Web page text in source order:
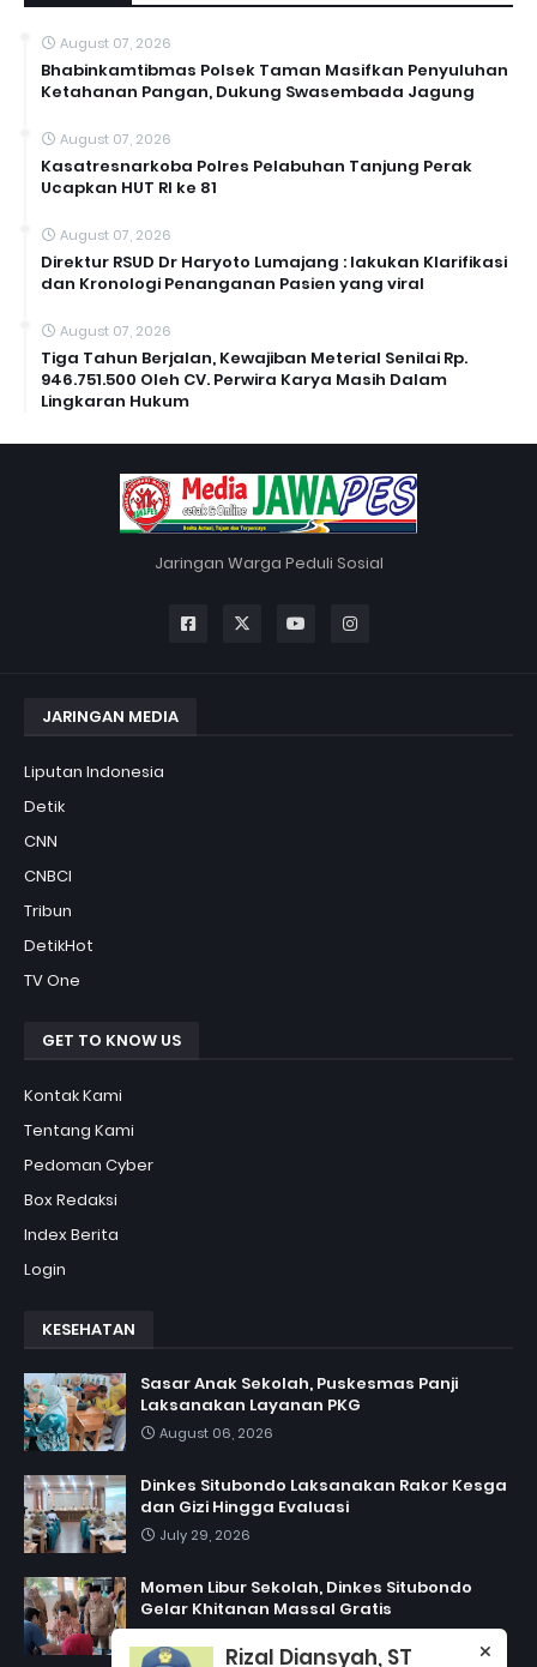
August 07, 2026
Bhabinkamtibmas Polsek Taman Masifkan Penyuluhan
Ketahanan Pangan, Dukung Swasembada Jagung
August 07, 2026
Kasatresnarkoba Polres Pelabuhan Tanjung Perak
Ucapkan HUT RI ke 81
August 07, 2026
Direktur RSUD Dr Haryoto Lumajang : lakukan Klarifikasi
dan Kronologi Penanganan Pasien yang viral
August 07, 2026
Tiga Tahun Berjalan, Kewajiban Meterial Senilai Rp.
946.751.500 Oleh CV. Perwira Karya Masih Dalam
Lingkaran Hukum
Jaringan Warga Peduli Sosial
JARINGAN MEDIA
Liputan Indonesia
Detik
CNN
CNBCI
Tribun
DetikHot
TV One
GET TO KNOW US
Kontak Kami
Tentang Kami
Pedoman Cyber
Box Redaksi
Index Berita
Login
KESEHATAN
Sasar Anak Sekolah, Puskesmas Panji
Laksanakan Layanan PKG
August 06, 2026
Dinkes Situbondo Laksanakan Rakor Kesga
dan Gizi Hingga Evaluasi
July 29, 2026
Momen Libur Sekolah, Dinkes Situbondo
Gelar Khitanan Massal Gratis
Rizal Diansyah, ST